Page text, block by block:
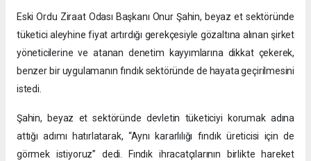
Eski Ordu Ziraat Odası Başkanı Onur Şahin, beyaz et sektöründe
tüketici aleyhine fiyat artırdığı gerekçesiyle gözaltına alınan şirket
yöneticilerine ve atanan denetim kayyımlarına dikkat çekerek,
benzer bir uygulamanın fındık sektöründe de hayata geçirilmesini
istedi.
Şahin, beyaz et sektöründe devletin tüketiciyi korumak adına
attığı adımı hatırlatarak, “Aynı kararlılığı fındık üreticisi için de
görmek istiyoruz” dedi. Fındık ihracatçılarının birlikte hareket